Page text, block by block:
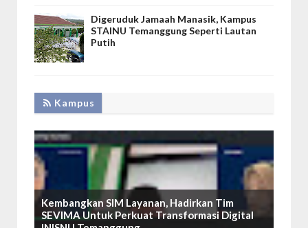
Digeruduk Jamaah Manasik, Kampus
STAINU Temanggung Seperti Lautan
Putih
Kampus
Kembangkan SIM Layanan, Hadirkan Tim
SEVIMA Untuk Perkuat Transformasi Digital